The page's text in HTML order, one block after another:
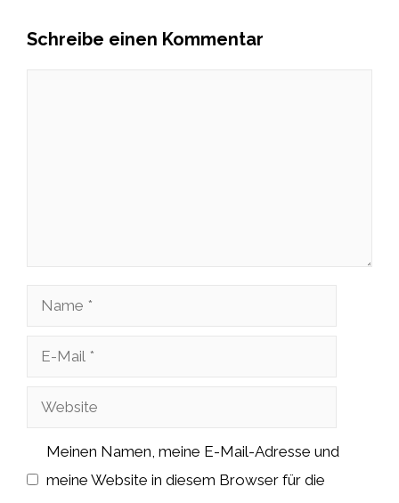
Schreibe einen Kommentar
Name
Website
Meinen Namen, meine E-Mail-Adresse und
meine Website in diesem Browser für die